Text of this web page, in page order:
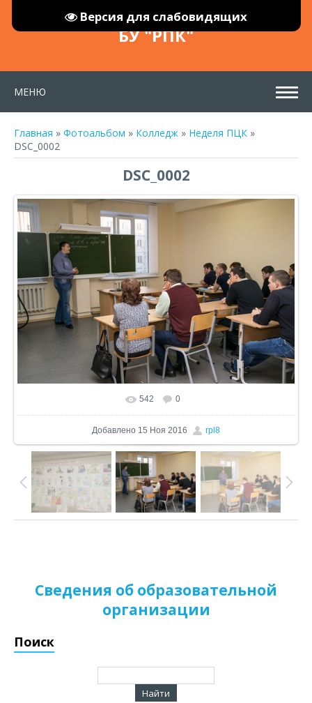
Версия для слабовидящих
БУ "РПК"
МЕНЮ
Главная » Фотоальбом » Колледж » Неделя ПЦК »
DSC_0002
DSC_0002
В реальном размере 1024x682
542 0
Добавлено 15 Ноя 2016 rpl8
Сведения об образовательной
организации
Поиск